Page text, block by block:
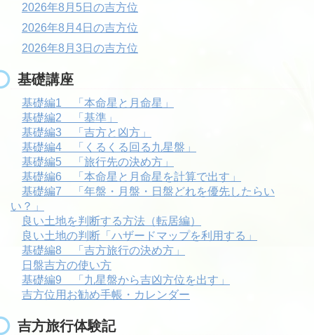
2026年8月5日の吉方位
2026年8月4日の吉方位
2026年8月3日の吉方位
基礎講座
基礎編1 「本命星と月命星」
基礎編2 「基準」
基礎編3 「吉方と凶方」
基礎編4 「くるくる回る九星盤」
基礎編5 「旅行先の決め方」
基礎編6 「本命星と月命星を計算で出す」
基礎編7 「年盤・月盤・日盤どれを優先したらい
い？」
良い土地を判断する方法（転居編）
良い土地の判断「ハザードマップを利用する」
基礎編8 「吉方旅行の決め方」
日盤吉方の使い方
基礎編9 「九星盤から吉凶方位を出す」
吉方位用お勧め手帳・カレンダー
吉方旅行体験記